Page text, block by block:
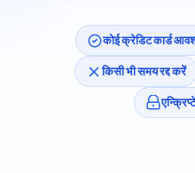
कोई क्रेडिट कार्ड
किसी भी समय रद्द करें